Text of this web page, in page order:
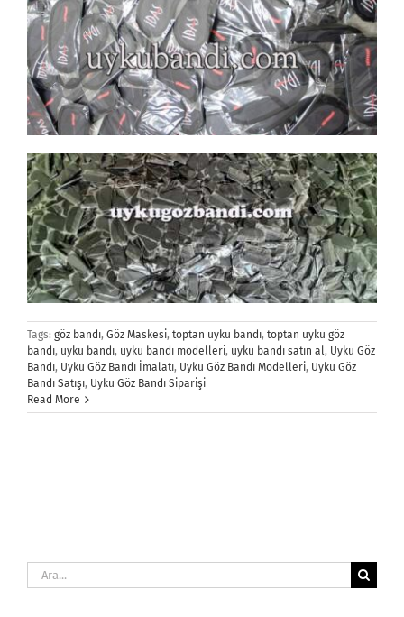
Tags: göz bandı, Göz Maskesi, toptan uyku bandı, toptan uyku göz
bandı, uyku bandı, uyku bandı modelleri, uyku bandı satın al, Uyku Göz
Bandı, Uyku Göz Bandı İmalatı, Uyku Göz Bandı Modelleri, Uyku Göz
Bandı Satışı, Uyku Göz Bandı Siparişi
Read More
Ara: